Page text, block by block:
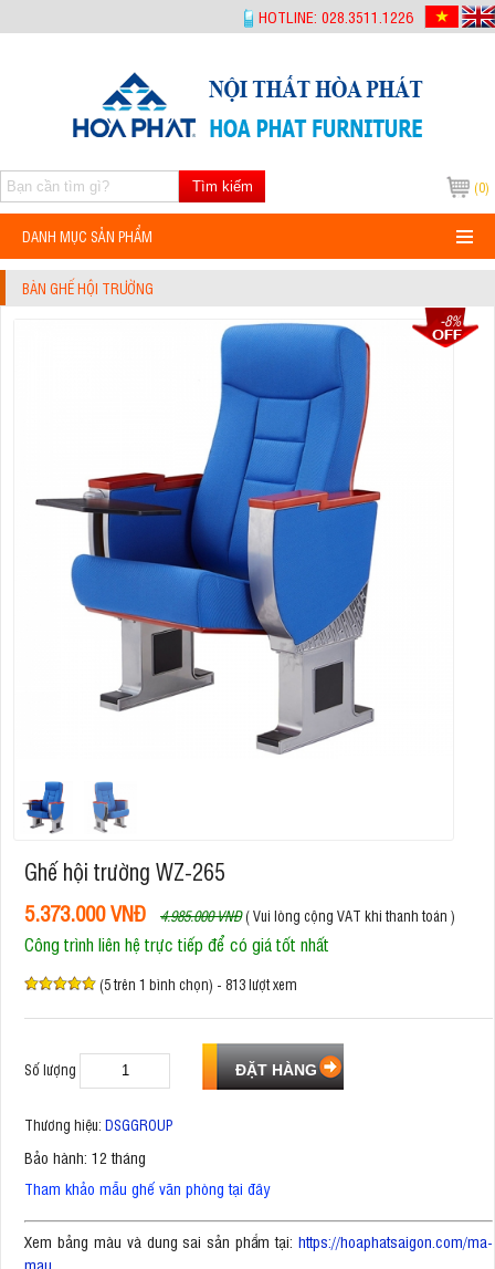
HOTLINE: 028.3511.1226
(0)
Tìm kiếm
DANH MỤC SẢN PHẨM
BÀN GHẾ HỘI TRƯỜNG
Ghế hội trường WZ-265
5.373.000 VNĐ 4.985.000 VNĐ
-8%
( Vui lòng cộng VAT khi thanh toán )
Công trình liên hệ trực tiếp để có giá tốt nhất
(5 trên 1 bình chọn) - 813 lượt xem
Số lượng
Thương hiệu: DSGGROUP
Bảo hành: 12 tháng
Tham khảo mẫu ghế văn phòng tại đây
Xem bảng màu và dung sai sản phẩm tại: https://hoaphatsaigon.com/ma-
mau